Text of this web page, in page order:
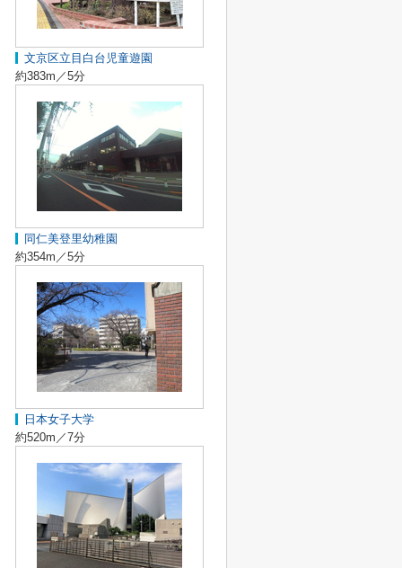
文京区立目白台児童遊園
約383m／5分
同仁美登里幼稚園
約354m／5分
日本女子大学
約520m／7分